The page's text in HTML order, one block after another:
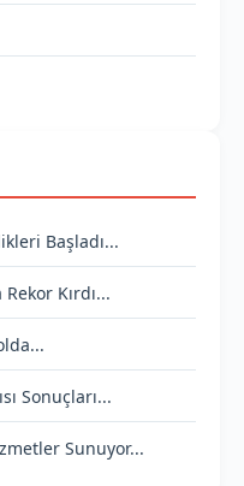
Başladı...
Kırdı...
Sonuçları...
Sunuyor...